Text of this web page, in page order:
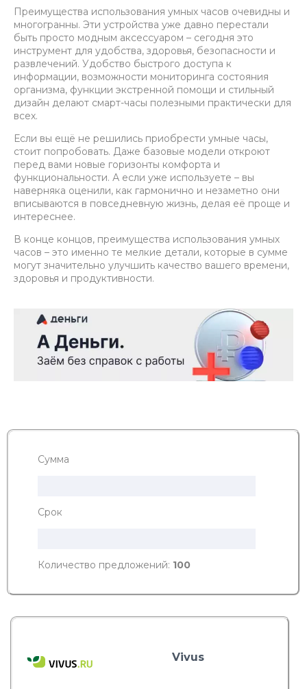
Преимущества использования умных часов очевидны и
многогранны. Эти устройства уже давно перестали
быть просто модным аксессуаром – сегодня это
инструмент для удобства, здоровья, безопасности и
развлечений. Удобство быстрого доступа к
информации, возможности мониторинга состояния
организма, функции экстренной помощи и стильный
дизайн делают смарт-часы полезными практически для
всех.
Если вы ещё не решились приобрести умные часы,
стоит попробовать. Даже базовые модели откроют
перед вами новые горизонты комфорта и
функциональности. А если уже используете – вы
наверняка оценили, как гармонично и незаметно они
вписываются в повседневную жизнь, делая её проще и
интереснее.
В конце концов, преимущества использования умных
часов – это именно те мелкие детали, которые в сумме
могут значительно улучшить качество вашего времени,
здоровья и продуктивности.
Сумма
Срок
Количество предложений: 100
Vivus